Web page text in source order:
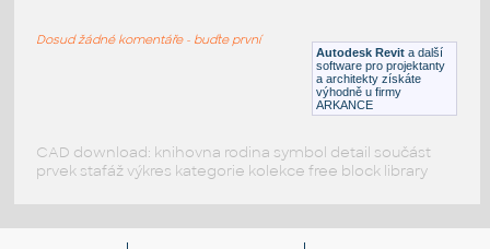
Autodesk Revit a další
software pro projektanty
a architekty získáte
výhodně u firmy
ARKANCE
Dosud žádné komentáře - buďte první
CAD download: knihovna rodina symbol detail součást
prvek stafáž výkres kategorie kolekce free block library